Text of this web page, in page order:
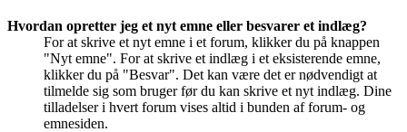
Hvordan opretter jeg et nyt emne eller besvarer et indlæg?
For at skrive et nyt emne i et forum, klikker du på knappen
"Nyt emne". For at skrive et indlæg i et eksisterende emne,
klikker du på "Besvar". Det kan være det er nødvendigt at
tilmelde sig som bruger før du kan skrive et nyt indlæg. Dine
tilladelser i hvert forum vises altid i bunden af forum- og
emnesiden.